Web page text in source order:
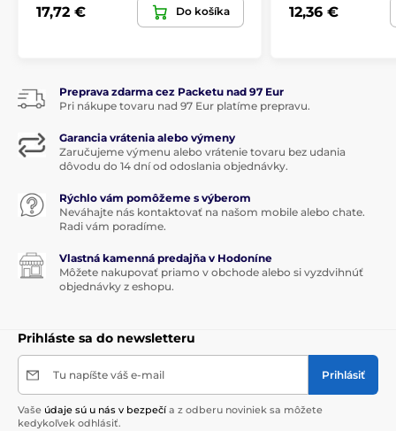
17,72 € Do košíka 12,36 €
Preprava zdarma cez Packetu nad 97 Eur
Pri nákupe tovaru nad 97 Eur platíme prepravu.
Garancia vrátenia alebo výmeny
Zaručujeme výmenu alebo vrátenie tovaru bez udania
dôvodu do 14 dní od odoslania objednávky.
Rýchlo vám pomôžeme s výberom
Neváhajte nás kontaktovať na našom mobile alebo chate.
Radi vám poradíme.
Vlastná kamenná predajňa v Hodoníne
Môžete nakupovať priamo v obchode alebo si vyzdvihnúť
objednávky z eshopu.
Prihláste sa do newsletteru
Tu napíšte váš e-mail Prihlásiť
Vaše údaje sú u nás v bezpečí a z odberu noviniek sa môžete
kedykoľvek odhlásiť.